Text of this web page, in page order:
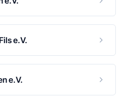
e.V.
e.V.